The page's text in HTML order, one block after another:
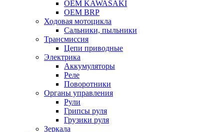
OEM KAWASAKI
OEM BRP
Ходовая мотоцикла
Сальники, пыльники
Трансмиссия
Цепи приводные
Электрика
Аккумуляторы
Реле
Поворотники
Органы управления
Рули
Грипсы руля
Грузики руля
Зеркала